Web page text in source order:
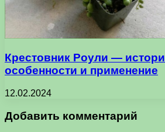
Крестовник Роули —
особенности и применение
12.02.2024
Добавить комментарий